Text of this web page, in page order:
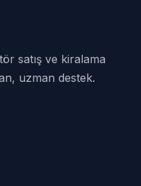
satış ve kiralama
uzman destek.